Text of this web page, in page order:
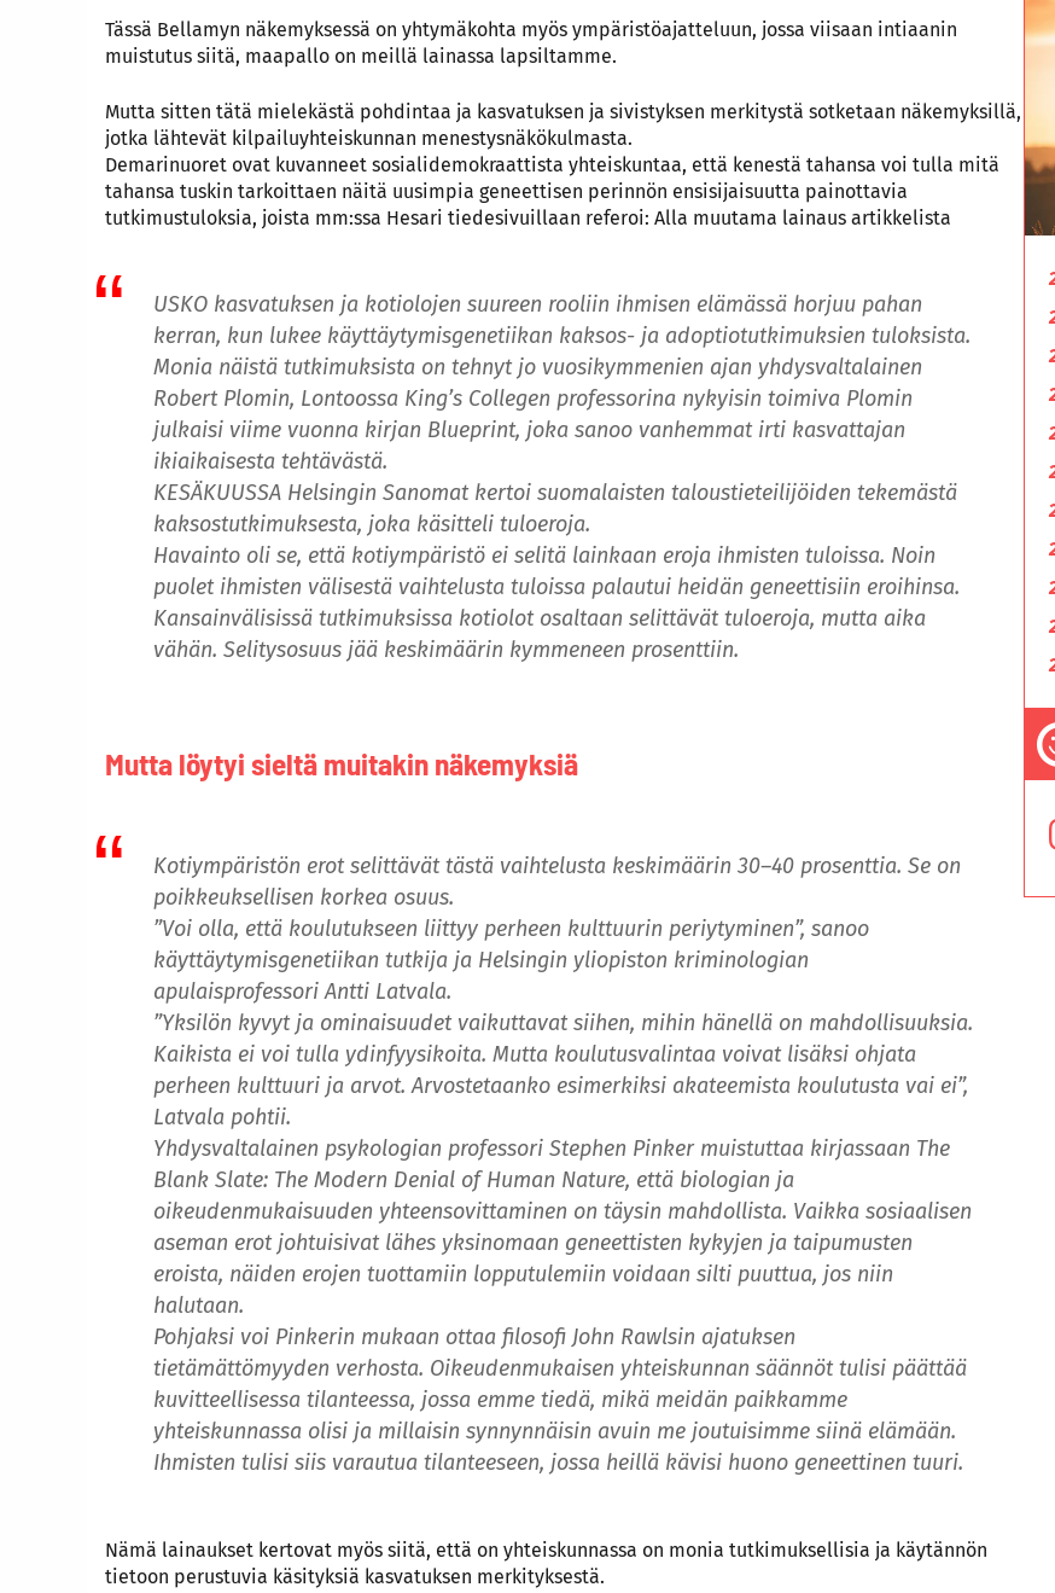
Tässä Bellamyn näkemyksessä on yhtymäkohta myös ympäristöajatteluun, jossa viisaan intiaanin
muistutus siitä, maapallo on meillä lainassa lapsiltamme.
Mutta sitten tätä mielekästä pohdintaa ja kasvatuksen ja sivistyksen merkitystä sotketaan näkemyksillä,
jotka lähtevät kilpailuyhteiskunnan menestysnäkökulmasta.
Demarinuoret ovat kuvanneet sosialidemokraattista yhteiskuntaa, että kenestä tahansa voi tulla mitä
tahansa tuskin tarkoittaen näitä uusimpia geneettisen perinnön ensisijaisuutta painottavia
tutkimustuloksia, joista mm:ssa Hesari tiedesivuillaan referoi: Alla muutama lainaus artikkelista
USKO kasvatuksen ja kotiolojen suureen rooliin ihmisen elämässä horjuu pahan
kerran, kun lukee käyttäytymisgenetiikan kaksos- ja adoptiotutkimuksien tuloksista.
Monia näistä tutkimuksista on tehnyt jo vuosikymmenien ajan yhdysvaltalainen
Robert Plomin, Lontoossa King’s Collegen professorina nykyisin toimiva Plomin
julkaisi viime vuonna kirjan Blueprint, joka sanoo vanhemmat irti kasvattajan
ikiaikaisesta tehtävästä.
KESÄKUUSSA Helsingin Sanomat kertoi suomalaisten talous­tieteilijöiden tekemästä
kaksostutkimuksesta, joka käsitteli tuloeroja.
Havainto oli se, että kotiympäristö ei selitä lainkaan eroja ihmisten tuloissa. Noin
puolet ihmisten välisestä vaihtelusta tuloissa palautui heidän geneettisiin eroihinsa.
Kansainvälisissä tutkimuksissa kotiolot osaltaan selittävät tuloeroja, mutta aika
vähän. Selitysosuus jää keskimäärin kymmeneen prosenttiin.
Mutta löytyi sieltä muitakin näkemyksiä
Kotiympäristön erot selittävät tästä vaihtelusta keskimäärin 30–40 prosenttia. Se on
poikkeuksellisen korkea osuus.
”Voi olla, että koulutukseen liittyy perheen kulttuurin periytyminen”, sanoo
käyttäytymisgenetiikan tutkija ja Helsingin yliopiston kriminologian
apulaisprofessori Antti Latvala.
”Yksilön kyvyt ja ominaisuudet vaikuttavat siihen, mihin hänellä on mahdollisuuksia.
Kaikista ei voi tulla ydinfyysikoita. Mutta koulutusvalintaa voivat lisäksi ohjata
perheen kulttuuri ja arvot. Arvostetaanko esimerkiksi akateemista koulutusta vai ei”,
Latvala pohtii.
Yhdysvaltalainen psykologian professori Stephen Pinker muistuttaa kirjassaan The
Blank Slate: The Modern Denial of Human Nature, että biologian ja
oikeudenmukaisuuden yhteensovittaminen on täysin mahdollista. Vaikka sosiaalisen
aseman erot johtuisivat lähes yksinomaan geneettisten kykyjen ja taipumusten
eroista, näiden erojen tuottamiin lopputulemiin voidaan silti puuttua, jos niin
halutaan.
Pohjaksi voi Pinkerin mukaan ottaa filosofi John Rawlsin ajatuksen
tietämättömyyden verhosta. Oikeudenmukaisen yhteiskunnan säännöt tulisi päättää
kuvitteellisessa tilanteessa, jossa emme tiedä, mikä meidän paikkamme
yhteiskunnassa olisi ja millaisin synnynnäisin avuin me joutuisimme siinä elämään.
Ihmisten tulisi siis varautua tilanteeseen, jossa heillä kävisi huono geneettinen tuuri.
Nämä lainaukset kertovat myös siitä, että on yhteiskunnassa on monia tutkimuksellisia ja käytännön
tietoon perustuvia käsityksiä kasvatuksen merkityksestä.